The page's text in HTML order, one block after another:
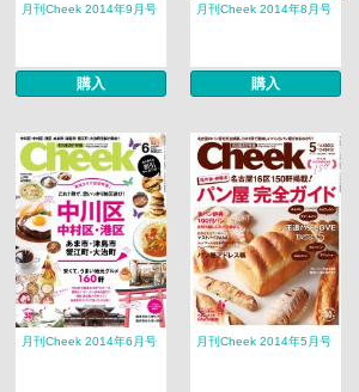
月刊Cheek 2014年9月号
購入
月刊Cheek 2014年8月号
購入
月刊Cheek 2014年6月号 月刊Cheek 2014年5月号